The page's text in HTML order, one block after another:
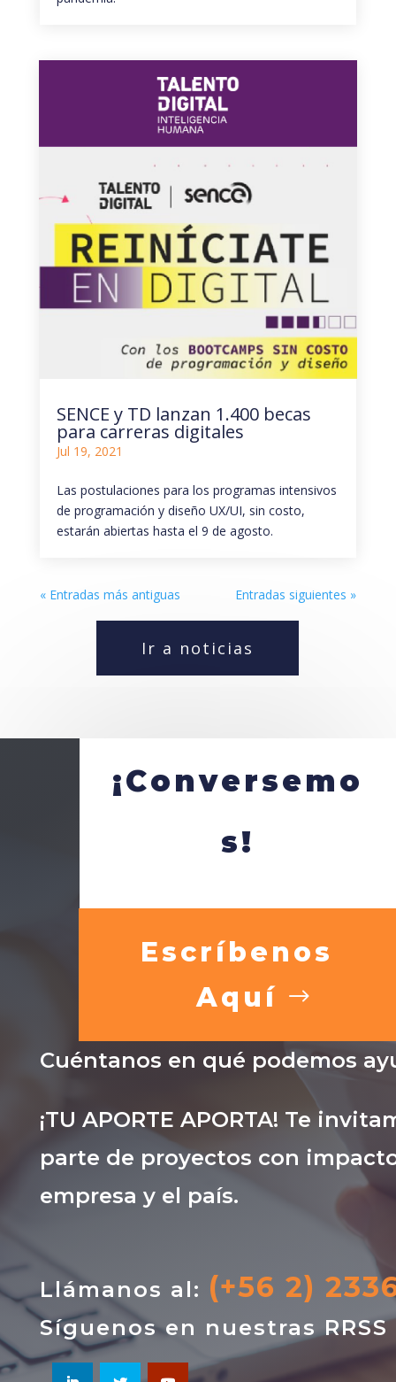
SENCE y TD lanzan 1.400 becas
para carreras digitales
Jul 19, 2021
Las postulaciones para los programas intensivos
de programación y diseño UX/UI, sin costo,
estarán abiertas hasta el 9 de agosto.
« Entradas más antiguas Entradas siguientes »
Ir a noticias
¡Conversemo
s!
Escríbenos
Aquí
Cuéntanos en qué podemos
¡TU APORTE APORTA! Te
parte de proyectos con
empresa y el país.
Llámanos al: (+56 2)
Síguenos en nuestras RRSS